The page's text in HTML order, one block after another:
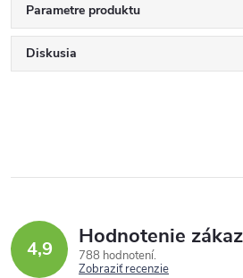
Parametre produktu
Diskusia
4,9 Hodnotenie
788 hodnotení
Zobraziť recenzie